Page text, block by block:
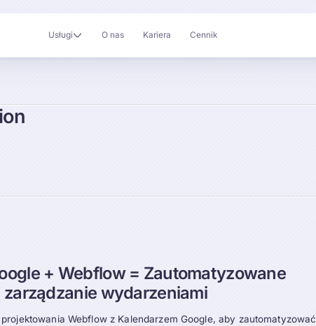
Usługi O nas Kariera Cennik
+ Webflow = Zautomatyzowane
wydarzeniami
Webflow z Kalendarzem Google, aby zautomatyzować